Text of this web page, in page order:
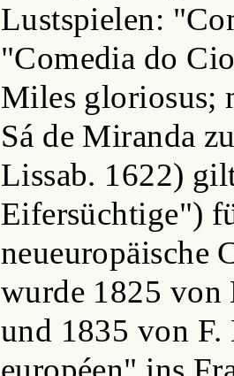
Lustspielen:
"Comedia do
Miles gloriosus;
Sá de Miranda
Lissab. 1622)
Eifersüchtige")
neueuropäische
wurde 1825 von
und 1835 von